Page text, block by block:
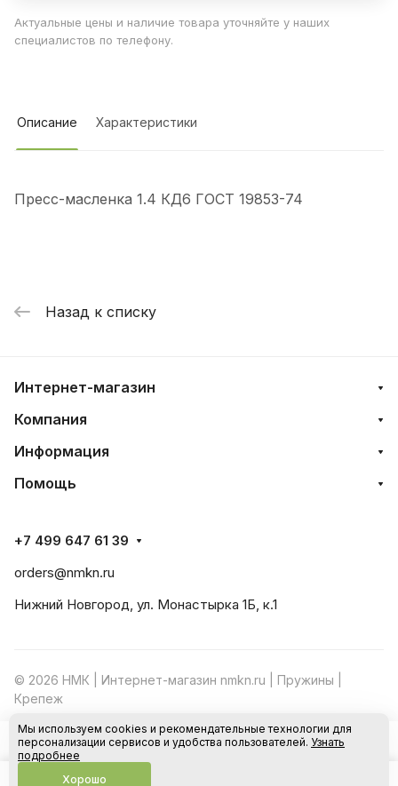
В корзину
Актуальные цены и наличие товара уточняйте у наших
специалистов по телефону.
Описание Характеристики
Пресс-масленка 1.4 КД6 ГОСТ 19853-74
Назад к списку
Интернет-магазин
Компания
Информация
Помощь
+7 499 647 61 39
orders@nmkn.ru
Нижний Новгород, ул. Монастырка 1Б, к.1
© 2026 НМК | Интернет-магазин nmkn.ru | Пружины |
Крепеж
Конфиденциальность Оферта
Мы используем cookies и рекомендательные технологии для
персонализации сервисов и удобства пользователей. Узнать
подробнее
Хорошо